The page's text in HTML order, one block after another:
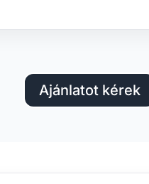
Ajánlatot kérek